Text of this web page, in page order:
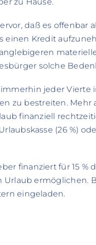
daß es offenbar
einen Kredit
solche
jeder Vierte
zu bestreiten. Mehr
finanziell
(26 %)
finanziert für 15 %
Urlaub ermöglichen.
eingeladen.